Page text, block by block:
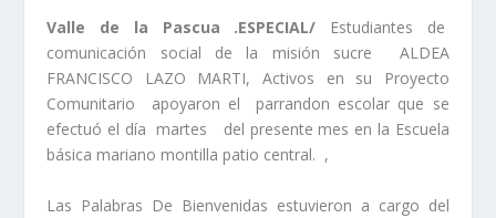
Valle de la Pascua .ESPECIAL/ Estudiantes de
comunicación social de la misión sucre ALDEA
FRANCISCO LAZO MARTI, Activos en su Proyecto
Comunitario apoyaron el parrandon escolar que se
efectuó el día martes del presente mes en la Escuela
básica mariano montilla patio central. ,
Las Palabras De Bienvenidas estuvieron a cargo del